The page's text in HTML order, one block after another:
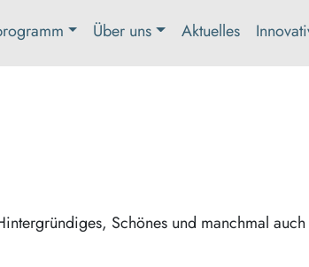
Über uns Aktuelles
Schönes und manchmal auch